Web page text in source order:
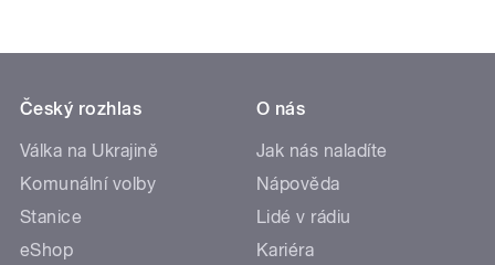
Český rozhlas
Válka na Ukrajině
Komunální volby
Stanice
eShop
O nás
Jak nás naladíte
Nápověda
Lidé v rádiu
Kariéra